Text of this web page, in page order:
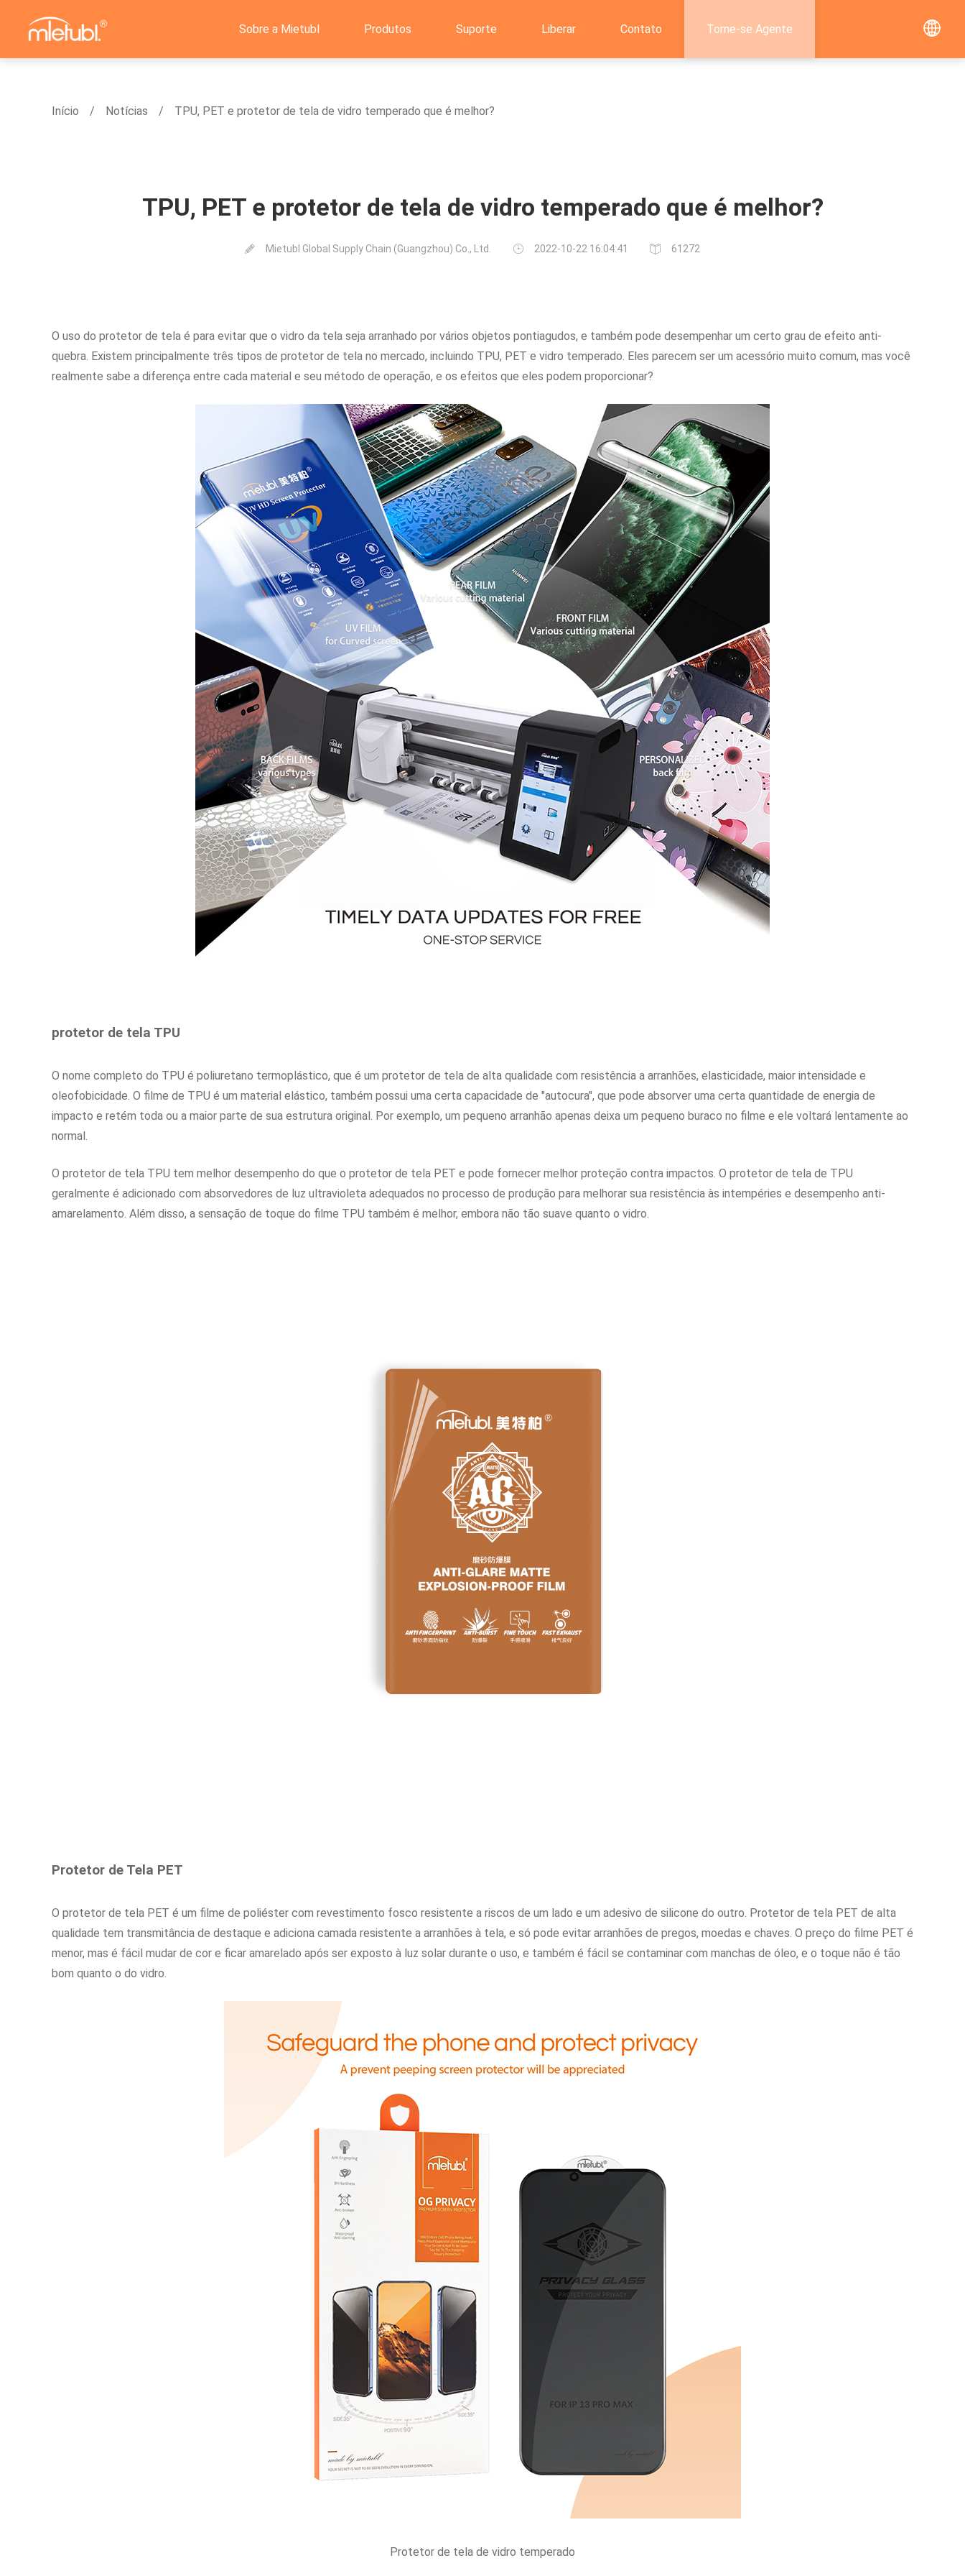
Sobre a Mietubl Produtos Suporte Liberar Contato Torne-se Agente
Início Notícias TPU, PET e protetor de tela de vidro temperado que é melhor?
TPU, PET e protetor de tela de vidro temperado que é melhor?
Mietubl Global Supply Chain (Guangzhou) Co., Ltd. 2022-10-22 16:04:41 61272
O uso do protetor de tela é para evitar que o vidro da tela seja arranhado por vários objetos pontiagudos, e também pode desempenhar um certo grau de efeito anti-
quebra. Existem principalmente três tipos de protetor de tela no mercado, incluindo TPU, PET e vidro temperado. Eles parecem ser um acessório muito comum, mas você
realmente sabe a diferença entre cada material e seu método de operação, e os efeitos que eles podem proporcionar?
protetor de tela TPU
O nome completo do TPU é poliuretano termoplástico, que é um protetor de tela de alta qualidade com resistência a arranhões, elasticidade, maior intensidade e
oleofobicidade. O filme de TPU é um material elástico, também possui uma certa capacidade de "autocura", que pode absorver uma certa quantidade de energia de
impacto e retém toda ou a maior parte de sua estrutura original. Por exemplo, um pequeno arranhão apenas deixa um pequeno buraco no filme e ele voltará lentamente ao
normal.
O protetor de tela TPU tem melhor desempenho do que o protetor de tela PET e pode fornecer melhor proteção contra impactos. O protetor de tela de TPU
geralmente é adicionado com absorvedores de luz ultravioleta adequados no processo de produção para melhorar sua resistência às intempéries e desempenho anti-
amarelamento. Além disso, a sensação de toque do filme TPU também é melhor, embora não tão suave quanto o vidro.
Protetor de Tela PET
O protetor de tela PET é um filme de poliéster com revestimento fosco resistente a riscos de um lado e um adesivo de silicone do outro. Protetor de tela PET de alta
qualidade tem transmitância de destaque e adiciona camada resistente a arranhões à tela, e só pode evitar arranhões de pregos, moedas e chaves. O preço do filme PET é
menor, mas é fácil mudar de cor e ficar amarelado após ser exposto à luz solar durante o uso, e também é fácil se contaminar com manchas de óleo, e o toque não é tão
bom quanto o do vidro.
Protetor de tela de vidro temperado